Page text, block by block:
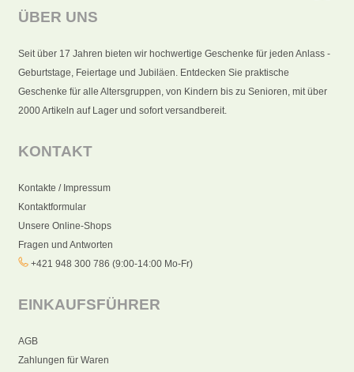
ÜBER UNS
Seit über 17 Jahren bieten wir hochwertige Geschenke für jeden Anlass -
Geburtstage, Feiertage und Jubiläen. Entdecken Sie praktische
Geschenke für alle Altersgruppen, von Kindern bis zu Senioren, mit über
2000 Artikeln auf Lager und sofort versandbereit.
KONTAKT
Kontakte / Impressum
Kontaktformular
Unsere Online-Shops
Fragen und Antworten
+421 948 300 786 (9:00-14:00 Mo-Fr)
EINKAUFSFÜHRER
AGB
Zahlungen für Waren